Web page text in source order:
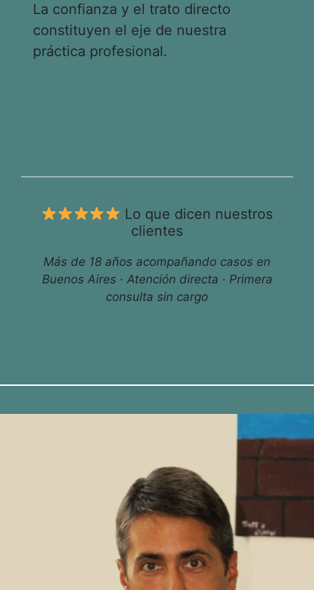
La confianza y el trato directo
constituyen el eje de nuestra
práctica profesional.
Lo que dicen nuestros
clientes
Más de 18 años acompañando casos en
Buenos Aires · Atención directa · Primera
consulta sin cargo